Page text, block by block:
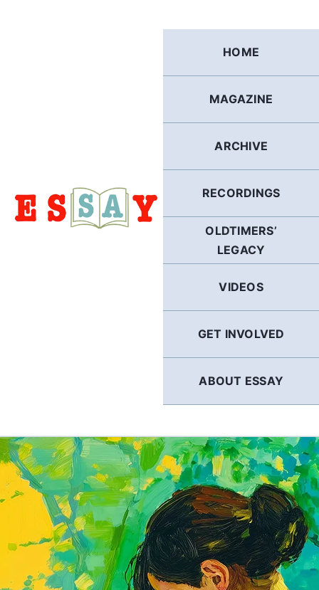
HOME
MAGAZINE
ARCHIVE
RECORDINGS
OLDTIMERS’
LEGACY
VIDEOS
GET INVOLVED
ABOUT ESSAY